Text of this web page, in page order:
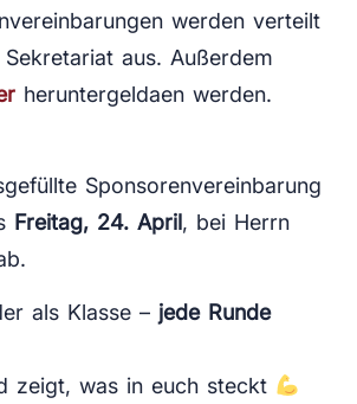
werden verteilt
aus. Außerdem
heruntergeldaen werden.
Sponsorenvereinbarung
Freitag, 24. April, bei Herrn
als Klasse – jede Runde
zeigt, was in euch steckt